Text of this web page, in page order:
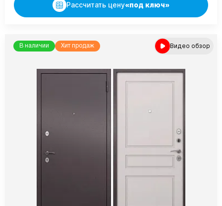
Рассчитать цену«под ключ»
В наличии Хит продаж Видео обзор